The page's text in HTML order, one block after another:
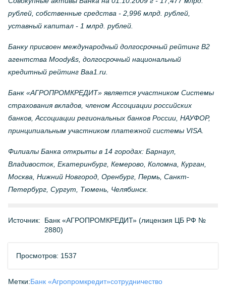
рублей, собственные средства - 2,996 млрд. рублей,
уставный капитал - 1 млрд. рублей.
Банку присвоен международный долгосрочный рейтинг B2
агентства Moody&s, долгосрочный национальный
кредитный рейтинг Baa1.ru.
Банк «АГРОПРОМКРЕДИТ» является участником Системы
страхования вкладов, членом Ассоциации российских
банков, Ассоциации региональных банков России, НАУФОР,
принципиальным участником платежной системы VISA.
Филиалы Банка открыты в 14 городах: Барнаул,
Владивосток, Екатеринбург, Кемерово, Коломна, Курган,
Москва, Нижний Новгород, Оренбург, Пермь, Санкт-
Петербург, Сургут, Тюмень, Челябинск.
Источник:
Банк «АГРОПРОМКРЕДИТ» (лицензия ЦБ РФ №
2880)
Просмотров: 1537
Метки:Банк «Агропромкредит»сотрудничество